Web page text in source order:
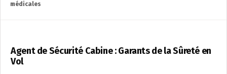
médicales
Agent de Sécurité Cabine : Garants de la Sûreté en
Vol